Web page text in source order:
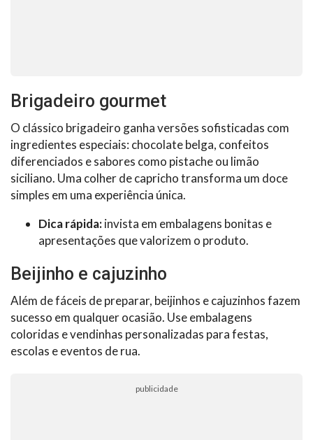
Brigadeiro gourmet
O clássico brigadeiro ganha versões sofisticadas com
ingredientes especiais: chocolate belga, confeitos
diferenciados e sabores como pistache ou limão
siciliano. Uma colher de capricho transforma um doce
simples em uma experiência única.
Dica rápida:invista em embalagens bonitas e
apresentações que valorizem o produto.
Beijinho e cajuzinho
Além de fáceis de preparar, beijinhos e cajuzinhos fazem
sucesso em qualquer ocasião. Use embalagens
coloridas e vendinhas personalizadas para festas,
escolas e eventos de rua.
publicidade